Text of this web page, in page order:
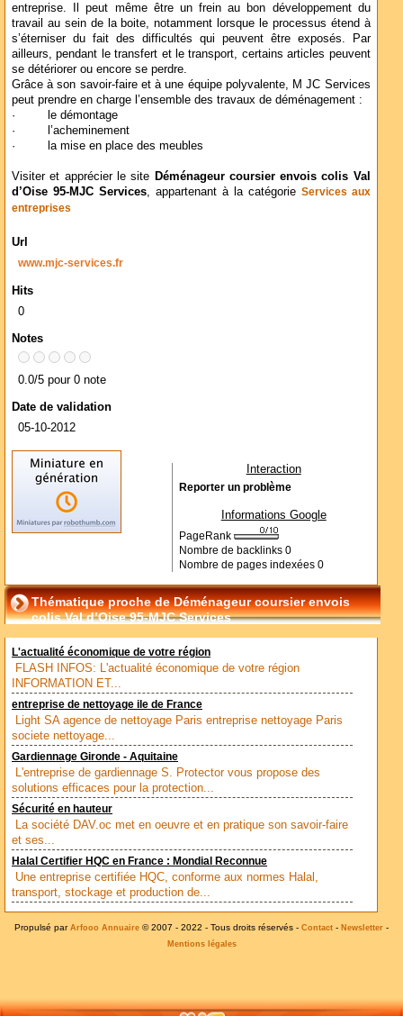
entreprise. Il peut même être un frein au bon développement du
travail au sein de la boite, notamment lorsque le processus étend à
s’éterniser du fait des difficultés qui peuvent être exposés. Par
ailleurs, pendant le transfert et le transport, certains articles peuvent
se détériorer ou encore se perdre.
Grâce à son savoir-faire et à une équipe polyvalente, M JC Services
peut prendre en charge l’ensemble des travaux de déménagement :
· le démontage
· l’acheminement
· la mise en place des meubles
Visiter et apprécier le site Déménageur coursier envois colis Val
d’Oise 95-MJC Services, appartenant à la catégorie Services aux
entreprises
Url
www.mjc-services.fr
Hits
0
Notes
0.0/5 pour 0 note
Date de validation
05-10-2012
Interaction
Reporter un problème
Informations Google
PageRank
Nombre de backlinks 0
Nombre de pages indexées 0
Thématique proche de Déménageur coursier envois
colis Val d’Oise 95-MJC Services
L'actualité économique de votre région
FLASH INFOS: L'actualité économique de votre région
INFORMATION ET...
entreprise de nettoyage ile de France
Light SA agence de nettoyage Paris entreprise nettoyage Paris
societe nettoyage...
Gardiennage Gironde - Aquitaine
L'entreprise de gardiennage S. Protector vous propose des
solutions efficaces pour la protection...
Sécurité en hauteur
La société DAV.oc met en oeuvre et en pratique son savoir-faire
et ses...
Halal Certifier HQC en France : Mondial Reconnue
Une entreprise certifiée HQC, conforme aux normes Halal,
transport, stockage et production de...
Propulsé par Arfooo Annuaire © 2007 - 2022 - Tous droits réservés - Contact - Newsletter -
Mentions légales